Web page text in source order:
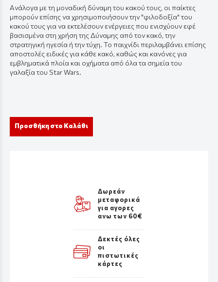
Ανάλογα με τη μοναδική δύναμη του κακού τους, οι παίκτες
μπορούν επίσης να χρησιμοποιήσουν την "φιλοδοξία" του
κακού τους για να εκτελέσουν ενέργειες που ενισχύουν εφέ
βασισμένα στη χρήση της Δύναμης από τον κακό, την
στρατηγική ηγεσία ή την τύχη. Το παιχνίδι περιλαμβάνει επίσης
αποστολές ειδικές για κάθε κακό, καθώς και κανόνες για
εμβληματικά πλοία και οχήματα από όλα τα σημεία του
γαλαξία του Star Wars.
Προσθήκη στο Καλάθι
Δωρεάν
μεταφορικά
για αγορες
ανω των 60€
Δεκτές όλες
οι
πιστωτικές
κάρτες